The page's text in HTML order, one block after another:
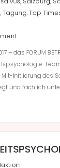
,Tagung,Top
– das FORUM
Mit-Initiierung des
und fachlich